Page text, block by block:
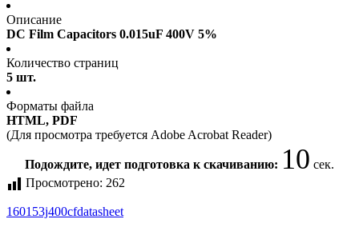
Описание
DC Film Capacitors 0.015uF 400V 5%
Количество страниц
5 шт.
Форматы файла
HTML, PDF
(Для просмотра требуется Adobe Acrobat Reader)
Подождите, идет подготовка к скачиванию: 10 сек.
Просмотрено: 262
160153j400cfdatasheet